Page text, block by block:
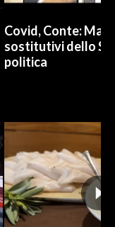
Covid, Conte: Mai
sostitutivi dello
politica